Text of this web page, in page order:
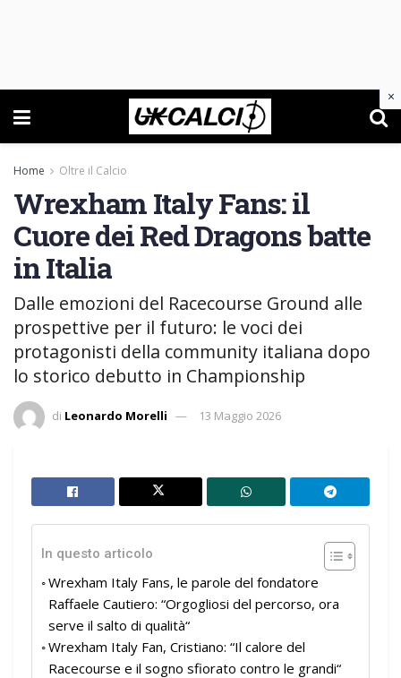
Home Oltre il Calcio
Wrexham Italy Fans: il
Cuore dei Red Dragons batte
in Italia
Dalle emozioni del Racecourse Ground alle
prospettive per il futuro: le voci dei
protagonisti della community italiana dopo
lo storico debutto in Championship
di Leonardo Morelli 13 Maggio 2026
In questo articolo
Wrexham Italy Fans, le parole del fondatore
Raffaele Cautiero: “Orgogliosi del percorso, ora
serve il salto di qualità“
Wrexham Italy Fan, Cristiano: “Il calore del
Racecourse e il sogno sfiorato contro le grandi“
×